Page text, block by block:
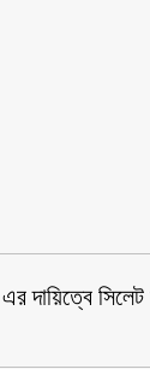
দায়িত্বে